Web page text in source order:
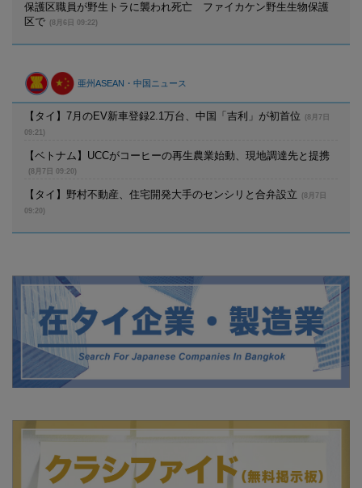
保護区職員が野生トラに襲われ死亡 ファイカケン野生生物保護
区で
(8月6日 09:22)
亜州ASEAN・中国ニュース
【タイ】7月のEV新車登録2.1万台、中国「吉利」が初首位
(8月7日
09:21)
【ベトナム】UCCがコーヒーの再生農業始動、現地調達先と提携
(8月7日 09:20)
【タイ】野村不動産、住宅開発大手のセンシリと合弁設立
(8月7日
09:20)